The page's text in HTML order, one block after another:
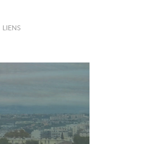
LIENS